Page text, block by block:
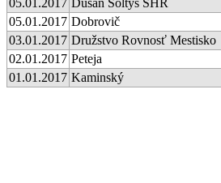
05.01.2017 Dobrovič
03.01.2017 Družstvo Rovnosť Mestisko
02.01.2017 Peteja
01.01.2017 Kaminský